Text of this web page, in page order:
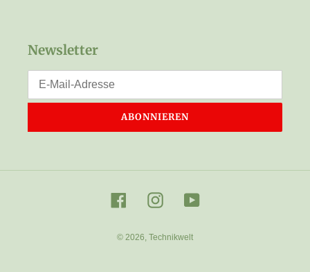
Newsletter
ABONNIEREN
FacebookInstagramYouTube
© 2026, Technikwelt